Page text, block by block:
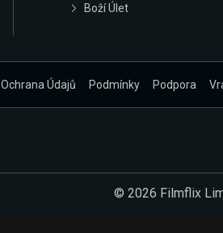
Boží Úlet
Ochrana Údajů Podmínky Podpora
© 2026 Filmflix